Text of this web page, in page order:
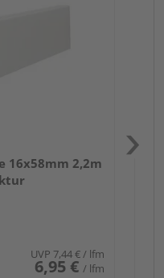
16x58mm 2,2m
UVP 7,44 €/ lfm
6,95 € / lfm